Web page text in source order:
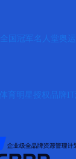
全国冠军名人堂 奥
体育明星授权 品牌IT